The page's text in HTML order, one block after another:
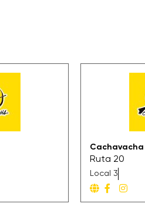
Cachavacha
Ruta 20
Local 3